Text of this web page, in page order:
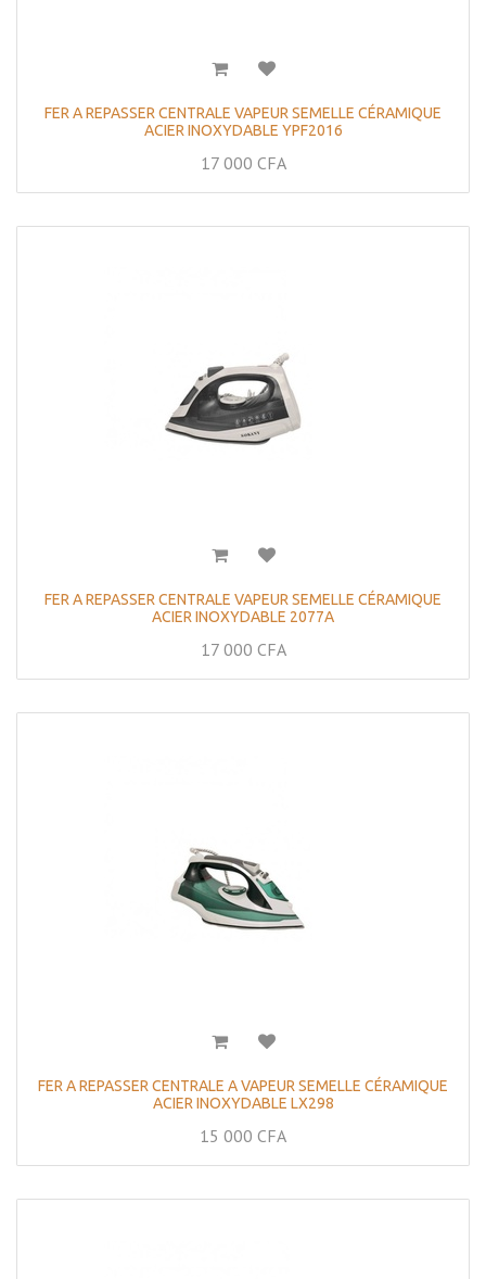
FER A REPASSER CENTRALE VAPEUR SEMELLE CÉRAMIQUE
ACIER INOXYDABLE YPF2016
17 000 CFA
FER A REPASSER CENTRALE VAPEUR SEMELLE CÉRAMIQUE
ACIER INOXYDABLE 2077A
17 000 CFA
FER A REPASSER CENTRALE A VAPEUR SEMELLE CÉRAMIQUE
ACIER INOXYDABLE LX298
15 000 CFA